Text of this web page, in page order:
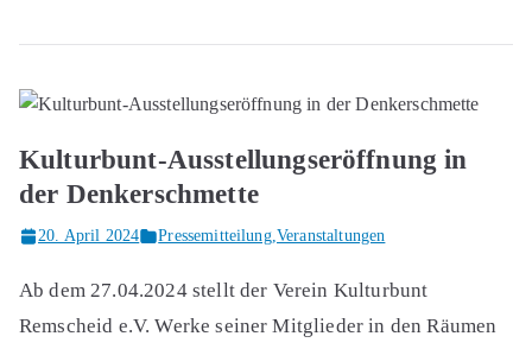
Kulturbunt-Ausstellungseröffnung in
der Denkerschmette
20. April 2024 Pressemitteilung,Veranstaltungen
Ab dem 27.04.2024 stellt der Verein Kulturbunt
Remscheid e.V. Werke seiner Mitglieder in den Räumen